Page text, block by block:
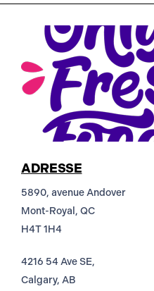
ADRESSE
5890, avenue Andover
Mont-Royal, QC
H4T 1H4
4216 54 Ave SE,
Calgary, AB